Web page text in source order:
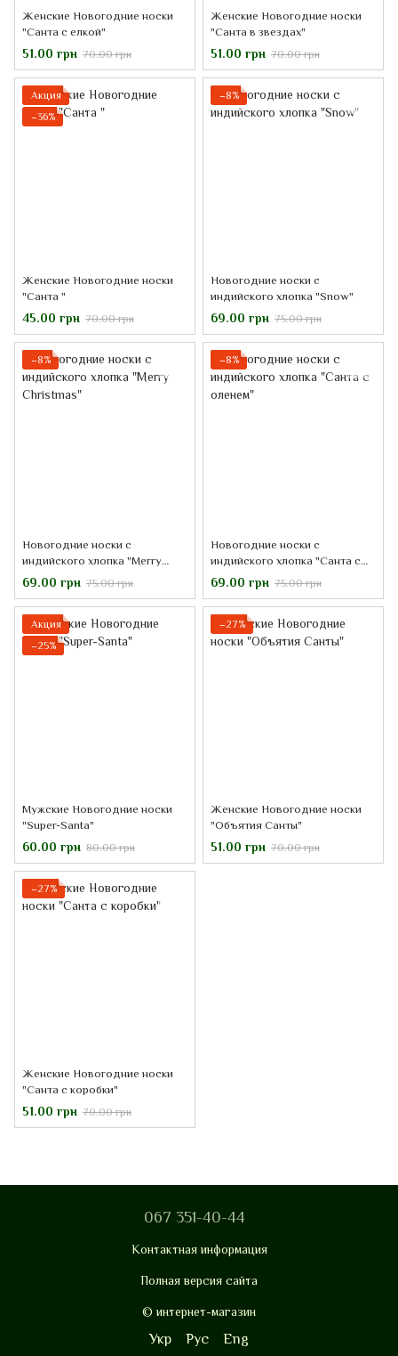
Женские Новогодние носки
"Санта с елкой"
51.00 грн 70.00 грн
Женские Новогодние носки
"Санта в звездах"
51.00 грн 70.00 грн
Акция
−36%
Женские Новогодние носки
"Санта "
45.00 грн 70.00 грн
−8%
Новогодние носки с
индийского хлопка "Snow"
69.00 грн 75.00 грн
−8%
Новогодние носки с
индийского хлопка "Merry
Christmas"
69.00 грн 75.00 грн
−8%
Новогодние носки с
индийского хлопка "Санта с
оленем"
69.00 грн 75.00 грн
Акция
−25%
Мужские Новогодние носки
"Super-Santa"
60.00 грн 80.00 грн
−27%
Женские Новогодние носки
"Объятия Санты"
51.00 грн 70.00 грн
−27%
Женские Новогодние носки
"Санта с коробки"
51.00 грн 70.00 грн
067 351-40-44
Контактная информация
Полная версия сайта
© интернет-магазин
Укр Рус Eng